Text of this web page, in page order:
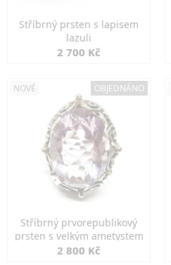
Stříbrný prsten s lapisem
lazuli
2 700 Kč
NOVÉ OBJEDNÁNO
Stříbrný prvorepublikový
prsten s velkým ametystem
2 800 Kč